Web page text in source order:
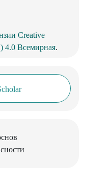
Creative
4.0 Всемирная.